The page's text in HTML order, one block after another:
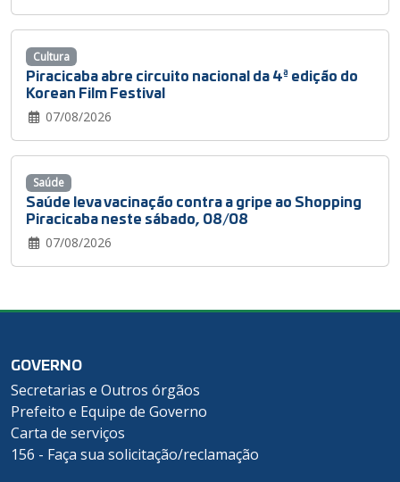
Piracicaba abre circuito nacional da 4ª edição do
Korean Film Festival
07/08/2026
Cultura
Saúde leva vacinação contra a gripe ao Shopping
Piracicaba neste sábado, 08/08
07/08/2026
Saúde
GOVERNO
Secretarias e Outros órgãos
Prefeito e Equipe de Governo
Carta de serviços
156 - Faça sua solicitação/reclamação